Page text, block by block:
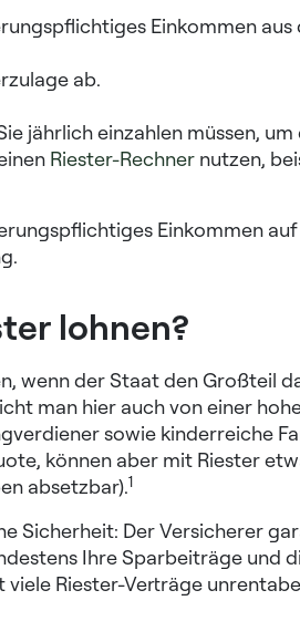
Einkommen
ab.
jährlich einzahlen müssen,
Riester-Rechnernutzen,
Einkommen
lohnen?
wenn der Staat den Großteil
man hier auch von einer
sowie kinderreiche
können aber mit Riester
absetzbar).1
Sicherheit: Der Versicherer
Ihre Sparbeiträge und
Riester-Verträge